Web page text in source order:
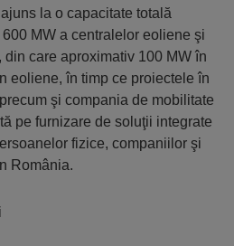
la o capacitate totală
MW a centralelor eoliene şi
care aproximativ 100 MW în
eoliene, în timp ce proiectele în
şi compania de mobilitate
pe furnizare de soluţii integrate
fizice, companiilor şi
România.